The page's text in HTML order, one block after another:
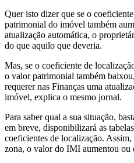
Quer isto dizer que se o
patrimonial do imóvel também
atualização automática, o
do que aquilo que deveria.
Mas, se o coeficiente de
o valor patrimonial também
requerer nas Finanças uma
imóvel, explica o mesmo jornal.
Para saber qual a sua situação,
em breve, disponibilizará as
coeficientes de localização. Assim,
zona, o valor do IMI aumentou ou